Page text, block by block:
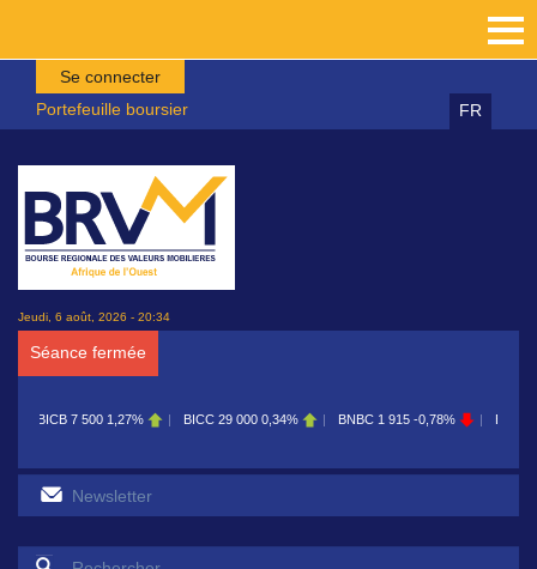
Aller au contenu principal
Se connecter
Portefeuille boursier
FR
Jeudi, 6 août, 2026 - 20:34
Séance fermée
BICC 29 000 0,34% BNBC 1 915 -0,78% BOAB 8 700 0,11%